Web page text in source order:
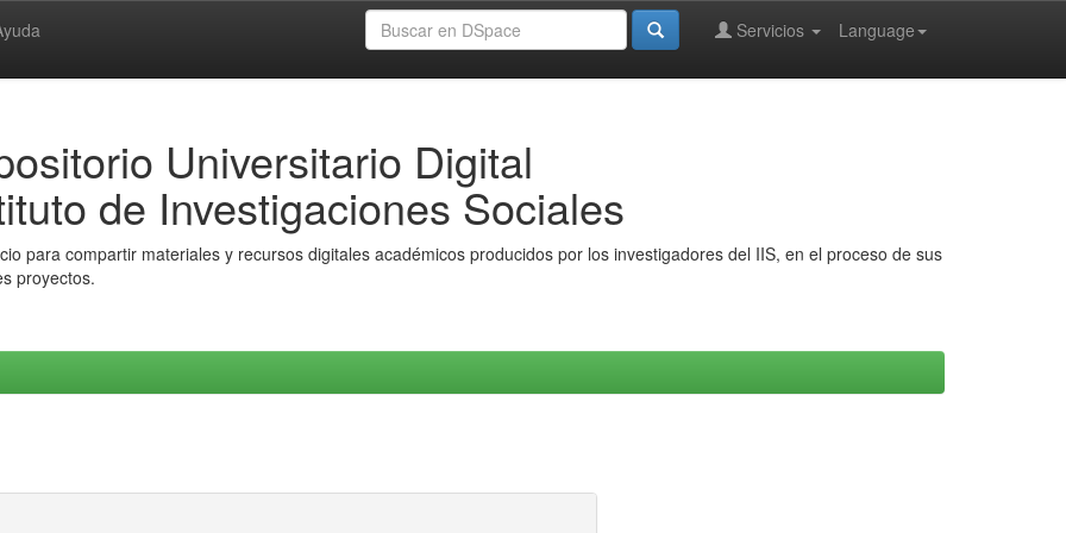
Language
Servicios
Universitario Digital
de Investigaciones Sociales
para compartir materiales y recursos digitales académicos producidos por los investigadores del IIS, en el proceso de sus
proyectos.